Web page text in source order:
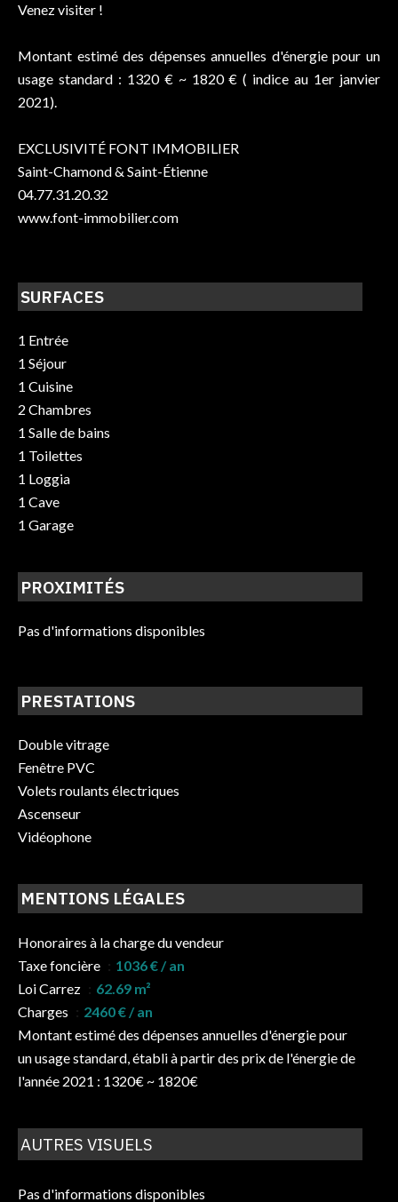
Venez visiter !
Montant estimé des dépenses annuelles d'énergie pour un
usage standard : 1320 € ~ 1820 € ( indice au 1er janvier
2021).
EXCLUSIVITÉ FONT IMMOBILIER
Saint-Chamond & Saint-Étienne
04.77.31.20.32
www.font-immobilier.com
SURFACES
1 Entrée
1 Séjour
1 Cuisine
2 Chambres
1 Salle de bains
1 Toilettes
1 Loggia
1 Cave
1 Garage
PROXIMITÉS
Pas d'informations disponibles
PRESTATIONS
Double vitrage
Fenêtre PVC
Volets roulants électriques
Ascenseur
Vidéophone
MENTIONS LÉGALES
Honoraires à la charge du vendeur
Taxe foncière
1036 € / an
Loi Carrez
62.69 m²
Charges
2460 € / an
Montant estimé des dépenses annuelles d'énergie pour
un usage standard, établi à partir des prix de l'énergie de
l'année 2021 : 1320€ ~ 1820€
AUTRES VISUELS
Pas d'informations disponibles